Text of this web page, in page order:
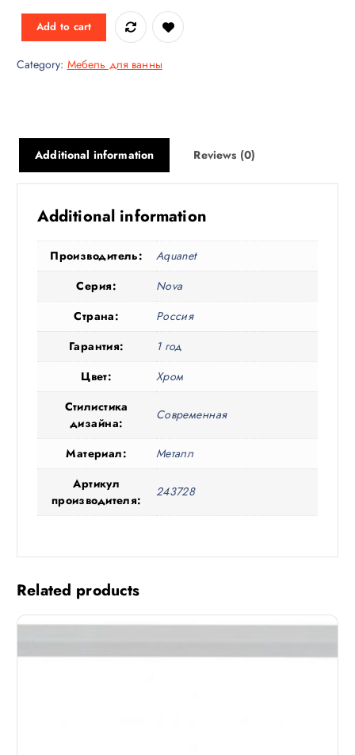
Add to cart
Category: Мебель для ванны
Additional information Reviews (0)
Additional information
Производитель:
Aquanet
Серия:
Nova
Страна:
Россия
Гарантия:
1 год
Цвет:
Хром
Стилистика
дизайна:
Современная
Материал:
Металл
Артикул
производителя:
243728
Related products